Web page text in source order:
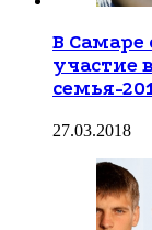
В
участие
семья-
27.03.2018